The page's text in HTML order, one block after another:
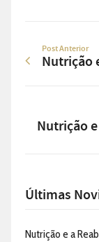
Post Anterior
Nutrição
Nutrição
Últimas
Nutrição e a